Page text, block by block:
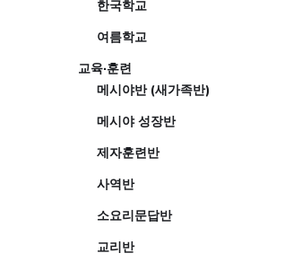
한국학교
여름학교
교육·훈련
메시야반 (새가족반)
메시야 성장반
제자훈련반
사역반
소요리문답반
교리반